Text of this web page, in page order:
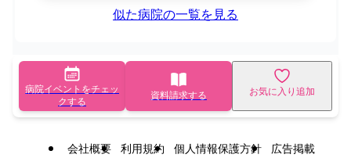
似た病院の一覧を見る
病院イベントをチェッ
クする
資料請求する お気に入り追加
会社概要 利用規約 個人情報保護方針
広告掲載